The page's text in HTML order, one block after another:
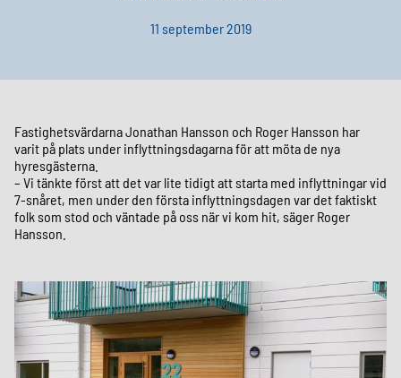
11 september 2019
Fastighetsvärdarna Jonathan Hansson och Roger Hansson har
varit på plats under inflyttningsdagarna för att möta de nya
hyresgästerna.
– Vi tänkte först att det var lite tidigt att starta med inflyttningar vid
7-snåret, men under den första inflyttningsdagen var det faktiskt
folk som stod och väntade på oss när vi kom hit, säger Roger
Hansson.